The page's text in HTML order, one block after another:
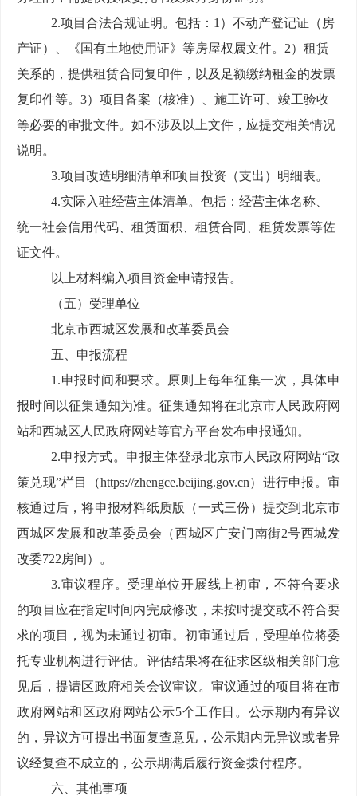
2.项目 合法合规证明。包括： 1 ） 不动产登记证（房
产证）
《国有土地使用证》 等房屋权属文件。 2） 租赁
关系的，提供租赁合同复印件， 以及足额缴纳租金的发票
复印件等。 3） 项目备案（核准）、施工许可
竣工验收
等必要的审批文件。 如不涉及 以上文件 ， 应提交相关情况
说明 。
3.项目 改造明细清单和项目投资（支出）明细表。
4.实际入驻经营主体清单。包括：经营主体名称、
统一社会信用代码、租赁面积、租赁合同、租赁发票等佐
证文件。
以上材料编入项目资金申请报告。
（五）受理单位
北京市西城区发展和改革委员会
五、申报流程
1.申报时间和要求。原则上每年征集一次，具体申
报时间以征集通知为准。征集通知将在北京市人民政府网
站和西城区人民政府网站等官方平台发布申报通知。
2.申报方式。申报主体登录北京市人民政府网站“政
策兑现”栏目（https://zhengce.beijing.gov.cn）进行申报。审
核通过后，将申报材料纸质版（一式三份）提交到北京市
西城区发展和改革委员会（西城区广安门南街2号西城发
改委722房间）。
3.审议程序。受理单位开展线上初审，不符合要求
的项目应在指定时间内完成修改，未按时提交或不符合要
求的项目，视为未通过初审。初审通过后，受理单位将委
托专业机构进行评估。评估结果将在征求区级相关部门意
见后，提请区政府相关会议审议。审议通过的项目将在市
政府网站和区政府网站公示5个工作日。公示期内有异议
的，异议方可提出书面复查意见，公示期内无异议或者异
议经复查不成立的，公示期满后履行资金拨付程序。
六、其他事项